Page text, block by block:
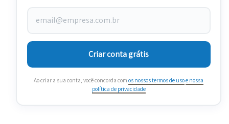
Criar conta grátis
Ao criar a sua conta, você concorda com os nossos termos de usoe nossa
política de privacidade